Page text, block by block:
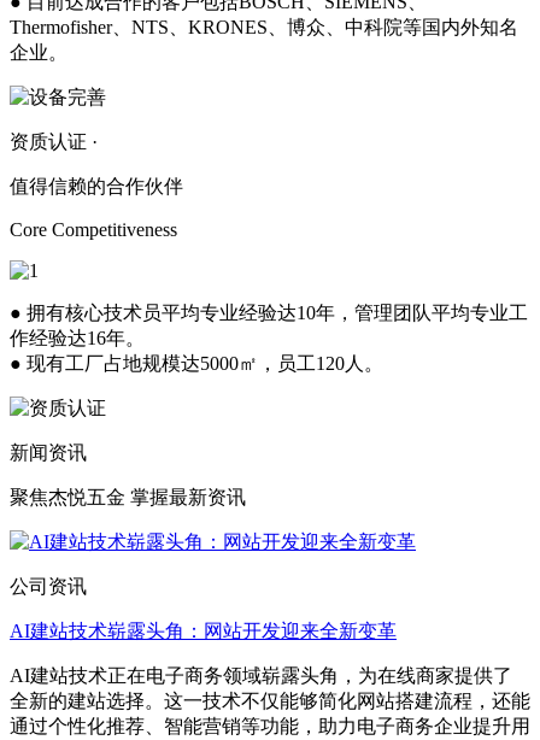
Thermofisher、NTS、KRONES、博众、中科院等国内外知名
企业。
资质认证 ·
值得信赖的合作伙伴
Core Competitiveness
● 拥有核心技术员平均专业经验达10年，管理团队平均专业工
作经验达16年。
● 现有工厂占地规模达5000㎡，员工120人。
新闻资讯
聚焦杰悦五金 掌握最新资讯
公司资讯
AI建站技术崭露头角：网站开发迎来全新变革
AI建站技术正在电子商务领域崭露头角，为在线商家提供了
全新的建站选择。这一技术不仅能够简化网站搭建流程，还能
通过个性化推荐、智能营销等功能，助力电子商务企业提升用